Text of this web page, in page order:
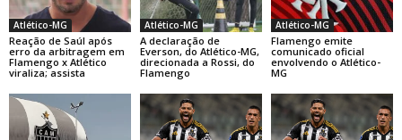
Atlético-MG
Reação de Saúl após
erro da arbitragem em
Flamengo x Atlético
viraliza; assista
Atlético-MG
A declaração de
Everson, do Atlético-MG,
direcionada a Rossi, do
Flamengo
Atlético-MG
Flamengo emite
comunicado oficial
envolvendo o Atlético-
MG